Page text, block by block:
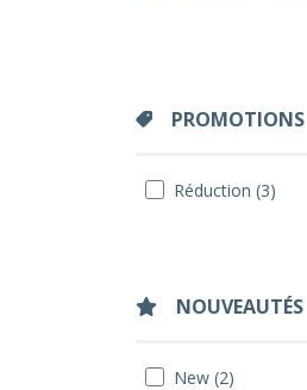
PROMOTIONS
Réduction (3)
NOUVEAUTÉS
New (2)